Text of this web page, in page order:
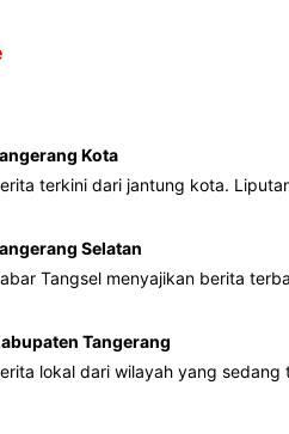
Kota
terkini dari jantung kota.
Selatan
Tangsel menyajikan berita
Tangerang
lokal dari wilayah yang